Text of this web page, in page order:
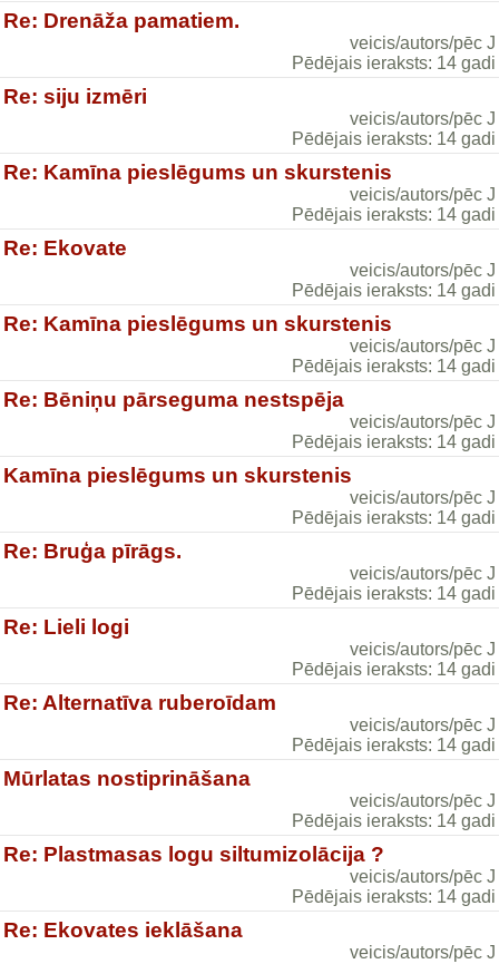
Re: Drenāža pamatiem.
veicis/autors/pēc J
Pēdējais ieraksts: 14 gadi
Re: siju izmēri
veicis/autors/pēc J
Pēdējais ieraksts: 14 gadi
Re: Kamīna pieslēgums un skurstenis
veicis/autors/pēc J
Pēdējais ieraksts: 14 gadi
Re: Ekovate
veicis/autors/pēc J
Pēdējais ieraksts: 14 gadi
Re: Kamīna pieslēgums un skurstenis
veicis/autors/pēc J
Pēdējais ieraksts: 14 gadi
Re: Bēniņu pārseguma nestspēja
veicis/autors/pēc J
Pēdējais ieraksts: 14 gadi
Kamīna pieslēgums un skurstenis
veicis/autors/pēc J
Pēdējais ieraksts: 14 gadi
Re: Bruģa pīrāgs.
veicis/autors/pēc J
Pēdējais ieraksts: 14 gadi
Re: Lieli logi
veicis/autors/pēc J
Pēdējais ieraksts: 14 gadi
Re: Alternatīva ruberoīdam
veicis/autors/pēc J
Pēdējais ieraksts: 14 gadi
Mūrlatas nostiprināšana
veicis/autors/pēc J
Pēdējais ieraksts: 14 gadi
Re: Plastmasas logu siltumizolācija ?
veicis/autors/pēc J
Pēdējais ieraksts: 14 gadi
Re: Ekovates ieklāšana
veicis/autors/pēc J